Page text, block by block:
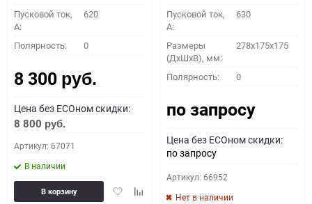
Пусковой ток,
A:
620
Полярность: 0
8 300 руб.
Цена без ECOном скидки:
8 800 руб.
Артикул: 67071
В наличии
ДобавитьДобавить
В корзину
Пусковой ток,
A:
630
Размеры
(ДхШхВ), мм:
278x175x175
Полярность: 0
по запросу
Цена без ECOном скидки:
по запросу
Артикул: 66952
Нет в наличии